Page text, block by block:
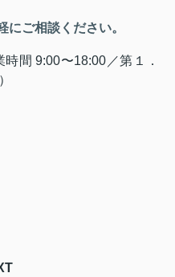
ご相談ください。
間 9:00〜18:00／第１．